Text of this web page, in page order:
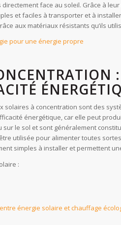
face au soleil. Grâce à
et faciles à transporter et à
aux matériaux résistants qu’ils
pour une énergie propre
à concentration sont des
énergétique, car elle peut
le sol et sont généralement
utilisée pour alimenter toutes
simples à installer et permettent
:
énergie solaire et chauffage